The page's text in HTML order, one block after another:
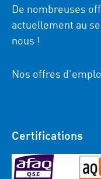
De nombreuses
actuellement au
nous !
Nos offres
Certifications